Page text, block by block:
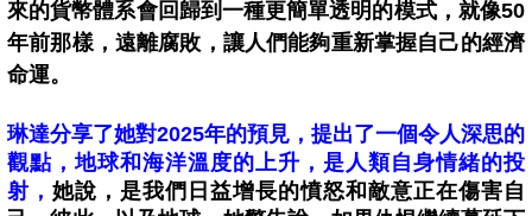
來的貨幣體系會回歸到一種更簡單透明的模式，就像50
年前那樣，遠離腐敗，讓人們能夠重新掌握自己的經濟
命運。
琳達分享了她對2025年的預見，提出了一個令人深思的
觀點，地球和海洋溫度的上升，是人類自身情緒的投
射， 她說，是我們日益增長的憤怒和敵意正在傷害自